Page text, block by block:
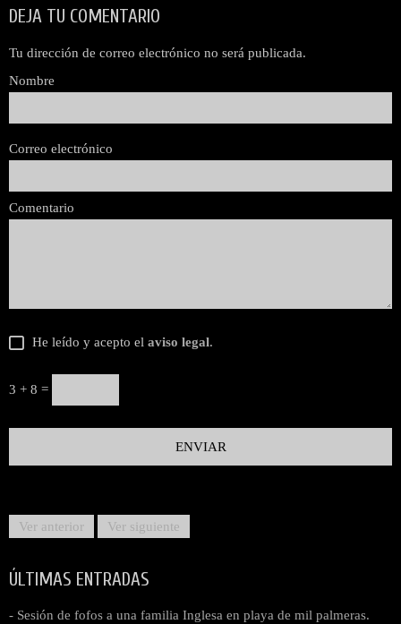
DEJA TU COMENTARIO
Tu dirección de correo electrónico no será publicada.
Nombre
Correo electrónico
Comentario
He leído y acepto el aviso legal.
3 + 8 =
Ver anterior Ver siguiente
ÚLTIMAS ENTRADAS
- Sesión de fofos a una familia Inglesa en playa de mil palmeras.